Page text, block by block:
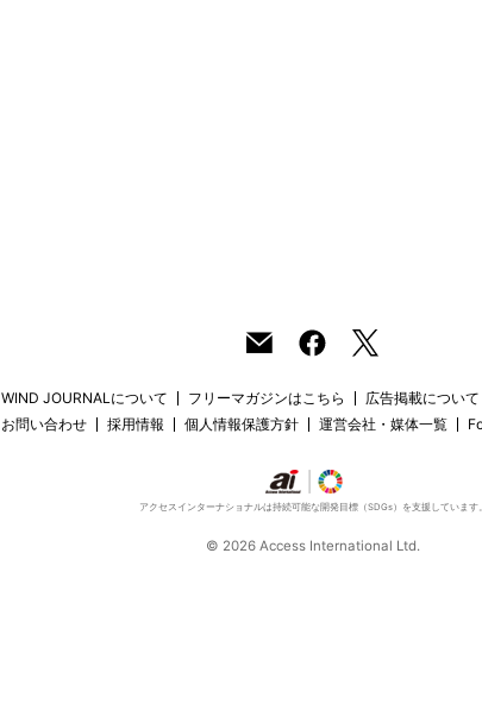
WIND JOURNALについて フリーマガジンはこちら 広告掲載について
お問い合わせ
採用情報 個人情報保護方針 運営会社・媒体一覧
アクセスインターナショナルは持続可能な開発目標（SDGs）を支援しています。
© 2026 Access International Ltd.